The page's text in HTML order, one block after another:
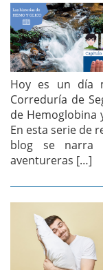
Hoy es un día
Correduría de
de Hemoglobina
En esta serie de
blog se narra
aventureras […]